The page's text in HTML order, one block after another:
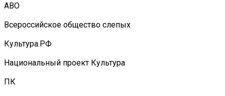
АВО
Всероссийское общество слепых
Культура.РФ
Национальный проект Культура
ПК